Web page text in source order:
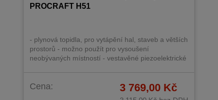
PROCRAFT H51
- plynová topidla, pro vytápění hal, staveb a větších
prostorů - možno použít pro vysoušení
neobývaných místností - vestavěné piezoelektrické
výkon (kW) 51 - průtok vzduchu: 650 m3 / h -
maximální odběr plynu (kg/h) 3,7 - termostat proti
Cena: 3 769,00 Kč